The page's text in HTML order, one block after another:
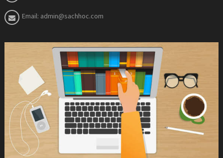
Email: admin@sachhoc.com